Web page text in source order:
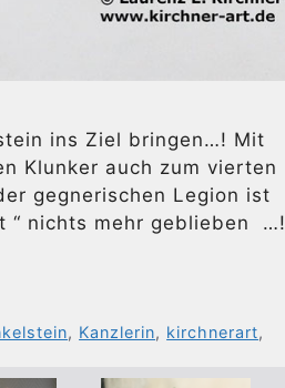
ins Ziel bringen…! Mit
Klunker auch zum vierten
gegnerischen Legion ist
“ nichts mehr geblieben …!
, Kanzlerin, kirchnerart,